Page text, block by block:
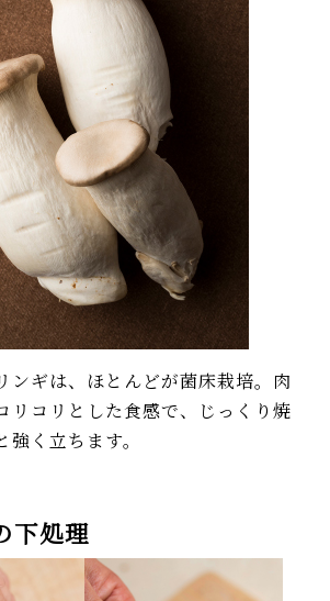
ンギは、ほとんどが菌床栽培。肉
リコリとした食感で、じっくり焼
強く立ちます。
下処理